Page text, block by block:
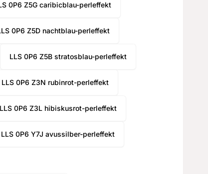
0P6 Z5G caribicblau-perleffekt
0P6 Z5D nachtblau-perleffekt
LLS 0P6 Z5B stratosblau-perleffekt
LLS 0P6 Z3N rubinrot-perleffekt
LLS 0P6 Z3L hibiskusrot-perleffekt
LLS 0P6 Y7J avussilber-perleffekt